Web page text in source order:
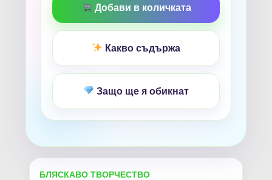
Добави в количката
Какво съдържа
Защо ще я обикнат
БЛЯСКАВО ТВОРЧЕСТВО